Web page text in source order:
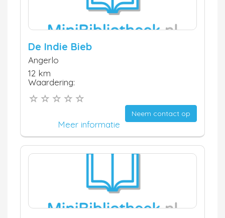
De Indie Bieb
Angerlo
12 km
Waardering:
Neem contact op
Meer informatie